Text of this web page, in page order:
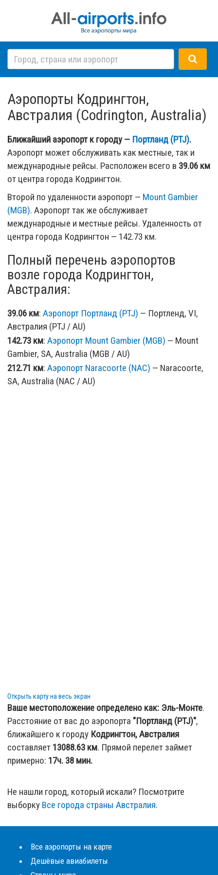
Аэропорты Кодрингтон,
Австралия (Codrington, Australia)
Ближайший аэропорт к городу — Портланд (PTJ).
Аэропорт может обслуживать как местные, так и
международные рейсы. Расположен всего в 39.06 км
от центра города Кодрингтон.
Второй по удаленности аэропорт — Mount Gambier
(MGB). Аэропорт так же обслуживает
международные и местные рейсы. Удаленность от
центра города Кодрингтон — 142.73 км.
Полный перечень аэропортов
возле города Кодрингтон,
Австралия:
39.06 км: Аэропорт Портланд (PTJ) — Портленд, VI,
Австралия (PTJ / AU)
142.73 км: Аэропорт Mount Gambier (MGB) — Mount
Gambier, SA, Australia (MGB / AU)
212.71 км: Аэропорт Naracoorte (NAC) — Naracoorte,
SA, Australia (NAC / AU)
Открыть карту на весь экран
Ваше местоположение определено как: Эль-Монте.
Расстояние от вас до аэропорта "Портланд (PTJ)",
ближайшего к городу Кодрингтон, Австралия
составляет 13088.63 км. Прямой перелет займет
примерно: 17ч. 38 мин.
Не нашли город, который искали? Посмотрите
выборку Все города страны Австралия.
Все аэропорты на карте
Дешёвые авиабилеты